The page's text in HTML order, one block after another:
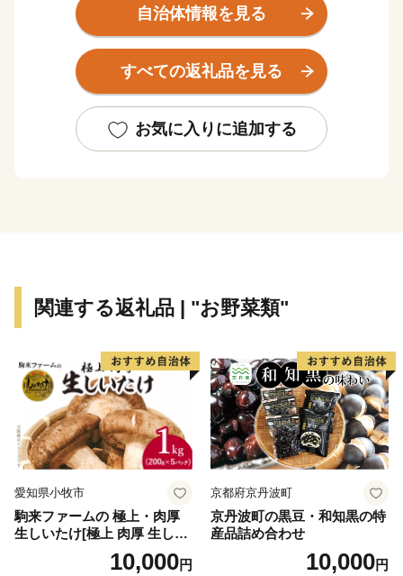
自然の恵みを受けた、様々な種類の食材が豊富。
米や、宮城県内一の生産量を誇る『梨』をはじめとした
リンゴ・ブルーベリー・洋梨の果樹類。高原野菜や、芋
煮会での逸品『里芋』。全国的に人気の高いチーズ。
ら、飲料水の生産工場もございます。
賞。そして温泉。
自治体情報を見る
すべての返礼品を見る
お気に入りに追加する
関連する返礼品 | "お野菜類"
愛知県小牧市
駒来ファームの 極上・肉厚
生しいたけ[極上 肉厚 生しい
たけ 生シイタケ 生椎茸 安心
安全 国産 採れたて 新鮮 きの
10,000円
京都府京丹波町
京丹波町の黒豆・和知黒の特
産品詰め合わせ
10,000円